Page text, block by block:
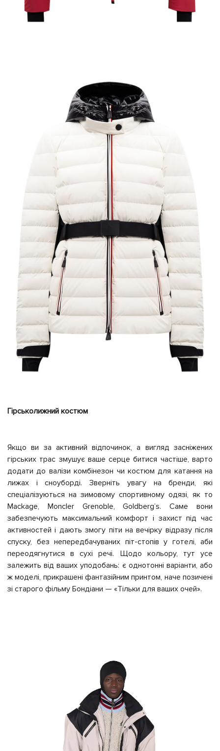
Гірськолижний костюм
Якщо ви за активний відпочинок, а вигляд засніжених
гірських трас змушує ваше серце битися частіше, варто
додати до валізи комбінезон чи костюм для катання на
лижах і сноуборді.
Зверніть увагу на бренди, які
спеціалізуються на зимовому спортивному одязі, як то
Mackage, Moncler Grenoble, Goldberg’s. Саме вони
забезпечують максимальний комфорт і захистпід час
активностей і дають змогу піти на вечірку відразу після
спуску, без непередбачуваних піт-стопів у готелі, аби
переодягнутися в сухі речі. Щодо кольору, тут усе
залежить від ваших уподобань: є однотонні варіанти, або
ж моделі, прикрашені фантазійним принтом, наче позичені
зі старого фільму Бондіани — «Тільки для ваших очей».